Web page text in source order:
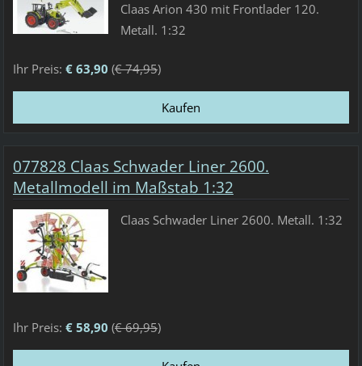
Claas Arion 430 mit Frontlader 120.
Metall. 1:32
Ihr Preis: € 63,90 (€ 74,95)
077828 Claas Schwader Liner 2600.
Metallmodell im Maßstab 1:32
Claas Schwader Liner 2600. Metall. 1:32
Ihr Preis: € 58,90 (€ 69,95)